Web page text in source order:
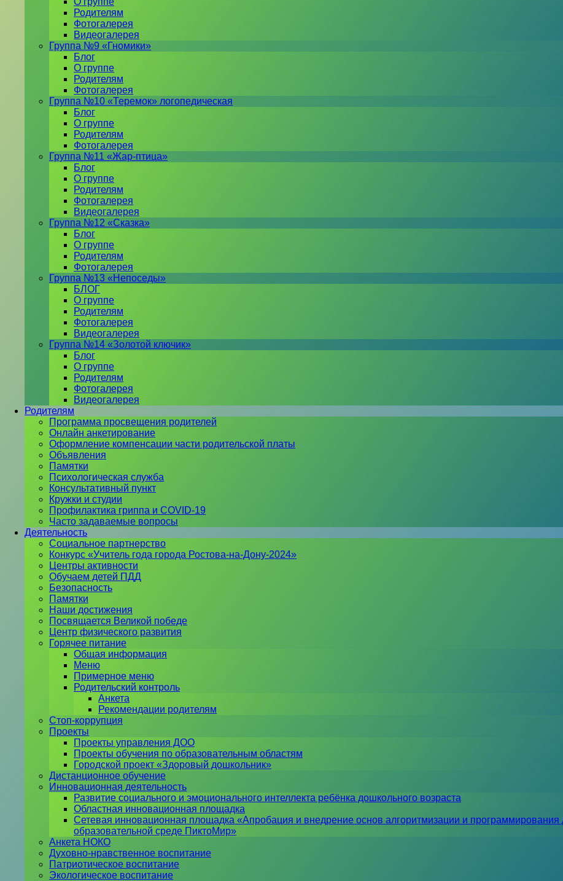
Родителям
Фотогалерея
Видеогалерея
Группа №9 «Гномики»
Блог
О группе
Родителям
Фотогалерея
Группа №10 «Теремок» логопедическая
Блог
О группе
Родителям
Фотогалерея
Группа №11 «Жар-птица»
Блог
О группе
Родителям
Фотогалерея
Видеогалерея
Группа №12 «Сказка»
Блог
О группе
Родителям
Фотогалерея
Группа №13 «Непоседы»
БЛОГ
О группе
Родителям
Фотогалерея
Видеогалерея
Группа №14 «Золотой ключик»
Блог
О группе
Родителям
Фотогалерея
Видеогалерея
Родителям
Программа просвещения родителей
Онлайн анкетирование
Оформление компенсации части родительской платы
Объявления
Памятки
Психологическая служба
Консультативный пункт
Кружки и студии
Профилактика гриппа и COVID-19
Часто задаваемые вопросы
Деятельность
Социальное партнерство
Конкурс «Учитель года города Ростова-на-Дону-2024»
Центры активности
Обучаем детей ПДД
Безопасность
Памятки
Наши достижения
Посвящается Великой победе
Центр физического развития
Горячее питание
Общая информация
Меню
Примерное меню
Родительский контроль
Анкета
Рекомендации родителям
Стоп-коррупция
Проекты
Проекты управления ДОО
Проекты обучения по образовательным областям
Городской проект «Здоровый дошкольник»
Дистанционное обучение
Инновационная деятельность
Развитие социального и эмоционального интеллекта ребёнка дошкольного возраста
Областная инновационная площадка
Сетевая инновационная площадка «Апробация и внедрение основ алгоритмизации и
образовательной среде ПиктоМир»
Анкета НОКО
Духовно-нравственное воспитание
Патриотическое воспитание
Экологическое воспитание